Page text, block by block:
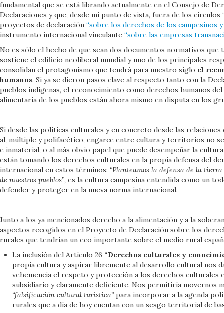
fundamental que se está librando actualmente en el Consejo de
Declaraciones y que, desde mi punto de vista, fuera de los
proyectos de declaración “sobre los derechos de los campesinos
instrumento internacional vinculante “sobre las empresas
No es sólo el hecho de que sean dos documentos normativos
sostiene el edificio neoliberal mundial y uno de los principales
consolidan el protagonismo que tendrá para nuestro siglo el
humanos. Si ya se dieron pasos clave al respecto tanto con la
pueblos indígenas, el reconocimiento como derechos humanos
alimentaria de los pueblos están ahora mismo en disputa en los
Si desde las políticas culturales y en concreto desde las
al, múltiple y polifacético, engarce entre cultura y territorios no
e inmaterial, o al más obvio papel que puede desempeñar la
están tomando los derechos culturales en la propia defensa del
internacional en estos términos: “Planteamos la defensa de la
de nuestros pueblos”, es la cultura campesina entendida como un
defender y proteger en la nueva norma internacional.
Junto a los ya mencionados derecho a la alimentación y a la
aspectos recogidos en el Proyecto de Declaración sobre los
rurales que tendrían un eco importante sobre el medio rural
La inclusión del Artículo 26 “Derechos culturales y
propia cultura y aspirar libremente al desarrollo cultural nos
vehemencia el respeto y protección a los derechos culturales
subsidiario y claramente deficiente. Nos permitiría movernos
“falsificación cultural turística” para incorporar a la agenda
rurales que a día de hoy cuentan con un sesgo territorial de